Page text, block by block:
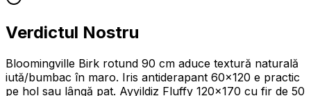
Verdictul Nostru
Bloomingville Birk rotund 90 cm aduce textură naturală
iută/bumbac în maro. Iris antiderapant 60×120 e practic
pe hol sau lângă pat. Ayyildiz Fluffy 120×170 cu fir de 50